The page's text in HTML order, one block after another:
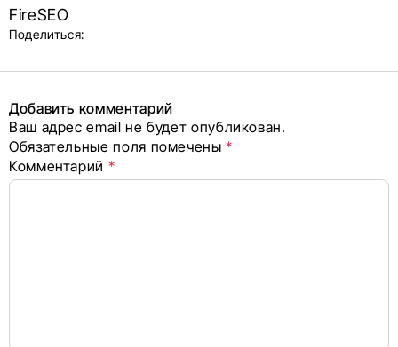
об авторе
и блок
поделиться
в соцсетях
FireSEO
Поделиться:
Добавить комментарий
Ваш адрес email не будет опубликован.
Обязательные поля помечены*
Комментарий *
Alternative: